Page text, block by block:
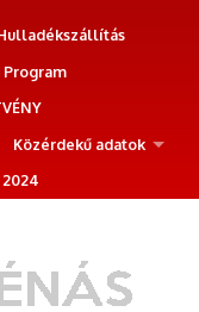
Program
Közérdekű adatok